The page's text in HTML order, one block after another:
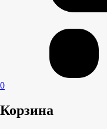
0
Корзина